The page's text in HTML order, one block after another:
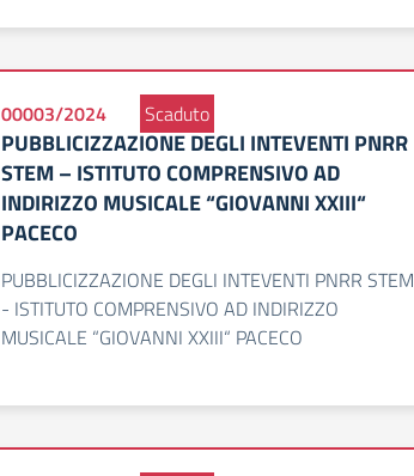
00003/2024 Scaduto
PUBBLICIZZAZIONE DEGLI INTEVENTI PNRR
STEM – ISTITUTO COMPRENSIVO AD
INDIRIZZO MUSICALE “GIOVANNI XXIII“
PACECO
PUBBLICIZZAZIONE DEGLI INTEVENTI PNRR STEM
- ISTITUTO COMPRENSIVO AD INDIRIZZO
MUSICALE “GIOVANNI XXIII“ PACECO